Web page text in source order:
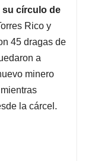
su círculo de
Rico y
45 dragas de
a
minero
la cárcel.